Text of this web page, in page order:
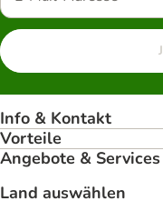
Info & Kontakt
Vorteile
Angebote & Services
Land auswählen